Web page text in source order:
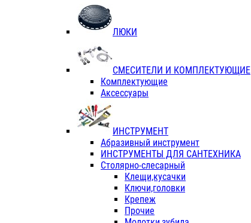
ЛЮКИ
СМЕСИТЕЛИ И КОМПЛЕКТУЮЩИЕ
Комплектующие
Аксессуары
ИНСТРУМЕНТ
Абразивный инструмент
ИНСТРУМЕНТЫ ДЛЯ САНТЕХНИКА
Столярно-слесарный
Клещи,кусачки
Ключи,головки
Крепеж
Прочие